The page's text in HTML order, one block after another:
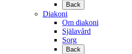
Back
Diakoni
Om diakoni
Själavård
Sorg
Back